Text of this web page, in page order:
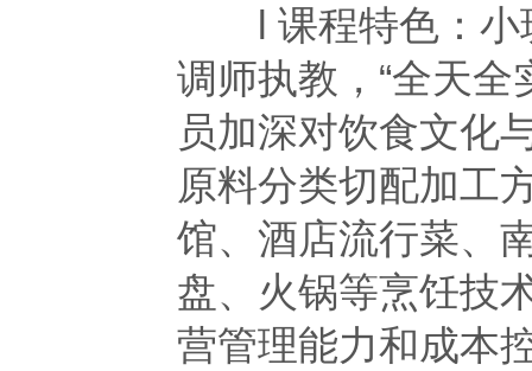
l 课程特色：小
调师执教，“全天全
员加深对饮食文化
原料分类切配加工
馆、酒店流行菜、
盘、火锅等烹饪技
营管理能力和成本